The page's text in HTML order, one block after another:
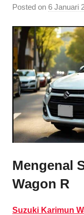
Posted on 6 Januari
Mengenal
Wagon R
Suzuki Karimun